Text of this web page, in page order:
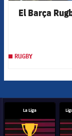
El Barça
RUGBY
La Liga